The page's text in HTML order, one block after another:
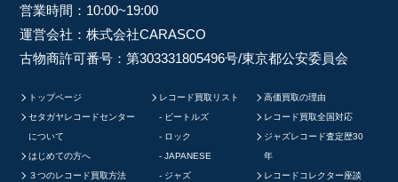
営業時間：10:00~19:00
運営会社：株式会社CARASCO
古物商許可番号：第303331805496号/東京都公安委員会
トップページ
セタガヤレコードセンター
について
はじめての方へ
３つのレコード買取方法
レコード買取リスト
ビートルズ
ロック
JAPANESE
ジャズ
高価買取の理由
レコード買取全国対応
ジャズレコード査定歴30
年
レコードコレクター座談